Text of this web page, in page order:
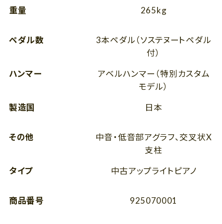
重量 265kg
ペダル数
3本ペダル（ソステヌートペダル
付）
ハンマー
アベルハンマー（特別カスタム
モデル）
製造国
日本
その他
中音・低音部アグラフ、交叉状X
支柱
タイプ
中古アップライトピアノ
商品番号 925070001